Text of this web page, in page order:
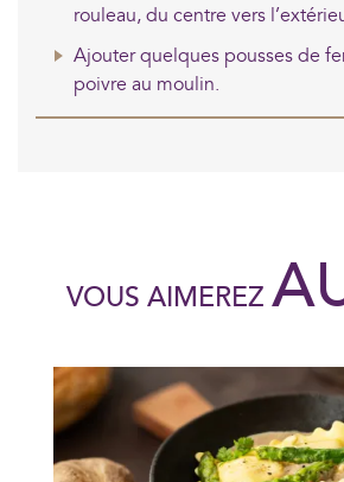
rouleau, du centre vers
Ajouter quelques pousses de
poivre au moulin.
VOUS AIMEREZ